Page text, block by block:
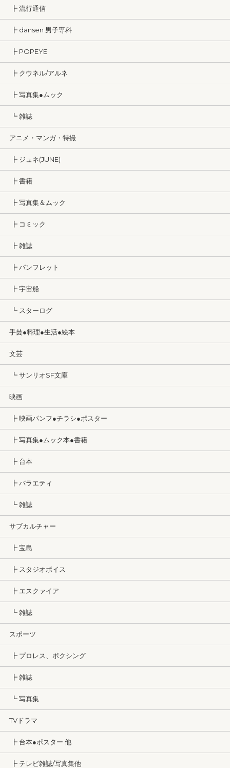
┣ 流行通信
┣ dansen 男子専科
┣ POPEYE
┣ クウネル/アルネ
┣ 写真集●ムック
┗ 雑誌
アニメ・マンガ・特撮
┣ ジュネ(JUNE)
┣ 書籍
┣ 写真集＆ムック
┣ コミック
┣ 雑誌
┣ パンフレット
┣ 宇宙船
┗ スターログ
手芸●料理●生活●絵本
文芸
┗ サンリオSF文庫
映画
┣ 映画パンフ●チラシ●ポスター
┣ 写真集●ムック本●書籍
┣ 台本
┣ バラエティ
┗ 雑誌
サブカルチャー
┣ 宝島
┣ スタジオボイス
┣ エスクァイア
┗ 雑誌
スポーツ
┣ プロレス、ボクシング
┣ 雑誌
┗ 写真集
TVドラマ
┣ 台本●ポスター 他
┣ テレビ雑誌/写真集他